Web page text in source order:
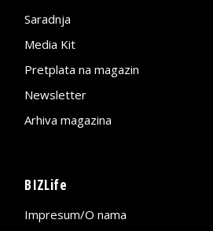
Saradnja
Media Kit
Pretplata na magazin
Newsletter
Arhiva magazina
BIZLife
Impresum/O nama